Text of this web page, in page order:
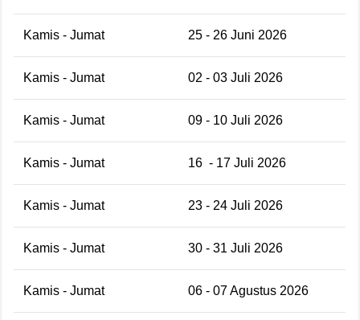
Kamis - Jumat 25 - 26 Juni 2026
Kamis - Jumat 02 - 03 Juli 2026
Kamis - Jumat 09 - 10 Juli 2026
Kamis - Jumat 16 - 17 Juli 2026
Kamis - Jumat 23 - 24 Juli 2026
Kamis - Jumat 30 - 31 Juli 2026
Kamis - Jumat 06 - 07 Agustus 2026